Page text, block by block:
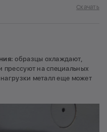
Скачать
образцы охлаждают,
прессуют на специальных
нагрузки металл еще может